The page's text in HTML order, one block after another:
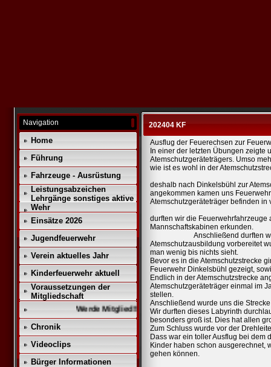
Navigation
Home
Führung
Fahrzeuge - Ausrüstung
Leistungsabzeichen
Lehrgänge sonstiges aktive
Wehr
Einsätze 2026
Jugendfeuerwehr
Verein aktuelles Jahr
Kinderfeuerwehr aktuell
Voraussetzungen der
Mitgliedschaft
Werde Mitglied!!
Chronik
Videoclips
Bürger Informationen
202404 KF
Ausflug der Feuerechsen zur
In einer der letzten Übungen zeigte
Atemschutzgeräteträgers. Umso
wie ist es wohl in der
deshalb nach Dinkelsbühl zur
angekommen kamen uns
Atemschutzgeräteträger befinden in
durften wir die
Anschließend durften wir in
Atemschutzausbildung vorbereitet
man wenig
Bevor es in die Atemschutzstrecke
Feuerwehr Dinkelsbühl gezeigt,
Endlich in der Atemschutzstrecke
Atemschutzgeräteträger einmal im
stellen.
Anschließend wurde uns die
Wir durften dieses Labyrinth
besonders groß ist. Dies hat allen
Zum Schluss wurde vor der
Dass war ein toller Ausflug bei
Kinder haben schon ausgerechnet,
gehen können.